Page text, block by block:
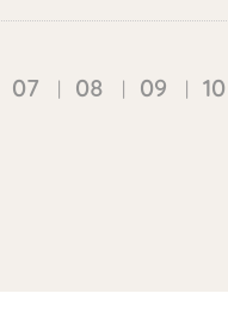
07 08 09 10